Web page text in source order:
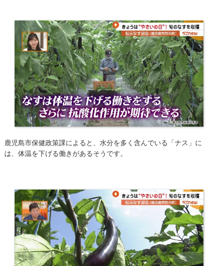
鹿児島市保健政策課によると、水分を多く含んでいる「ナス」に
は、体温を下げる働きがあるそうです。